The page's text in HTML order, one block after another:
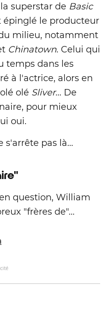
superstar de Basic
le producteur
milieu, notamment
Chinatown. Celui qui
temps dans les
à l'actrice, alors en
olé Sliver... De
pour mieux
oui.
s'arrête pas là...
question, William
"frères de"...